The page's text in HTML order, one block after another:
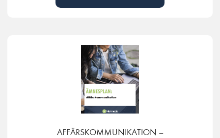
AFFÄRSKOMMUNIKATION –